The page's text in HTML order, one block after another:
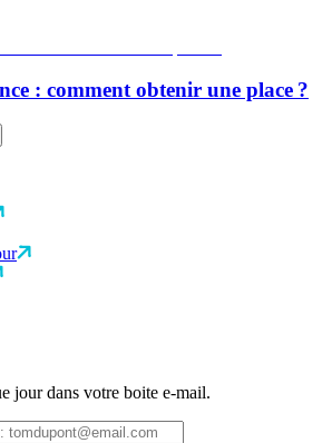
: comment obtenir une place ?
jour dans votre boite e-mail.